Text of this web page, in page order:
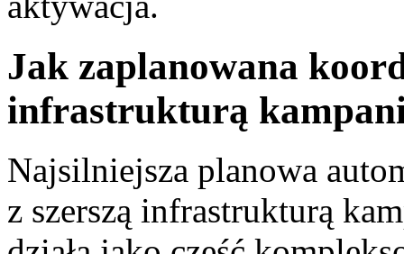
Jak zaplanowana
infrastrukturą
Najsilniejsza planowa
z szerszą infrastrukturą